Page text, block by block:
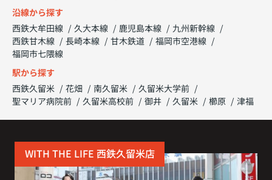
沿線から探す
西鉄大牟田線
久大本線 鹿児島本線
九州新幹線
西鉄甘木線
長崎本線 甘木鉄道
福岡市空港線
福岡市七隈線
駅から探す
西鉄久留米
花畑 南久留米
久留米大学前
聖マリア病院前
久留米高校前 御井 久留米 櫛原 津福
WITH THE LIFE 西鉄久留米店